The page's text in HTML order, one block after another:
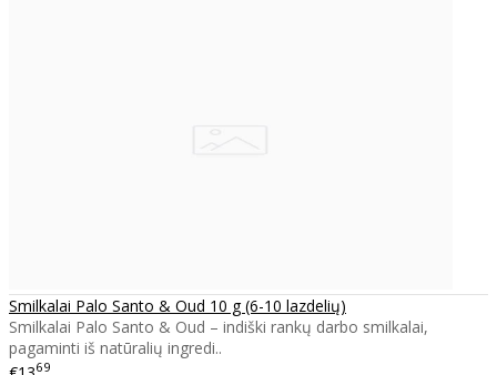
Smilkalai Palo Santo & Oud 10 g (6-10 lazdelių)
Smilkalai Palo Santo & Oud – indiški rankų darbo smilkalai,
pagaminti iš natūralių ingredi..
69